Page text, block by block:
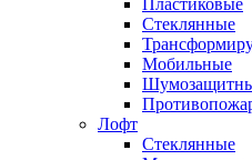
Пластиковые
Стеклянные
Мобильные
Лофт
Стеклянные